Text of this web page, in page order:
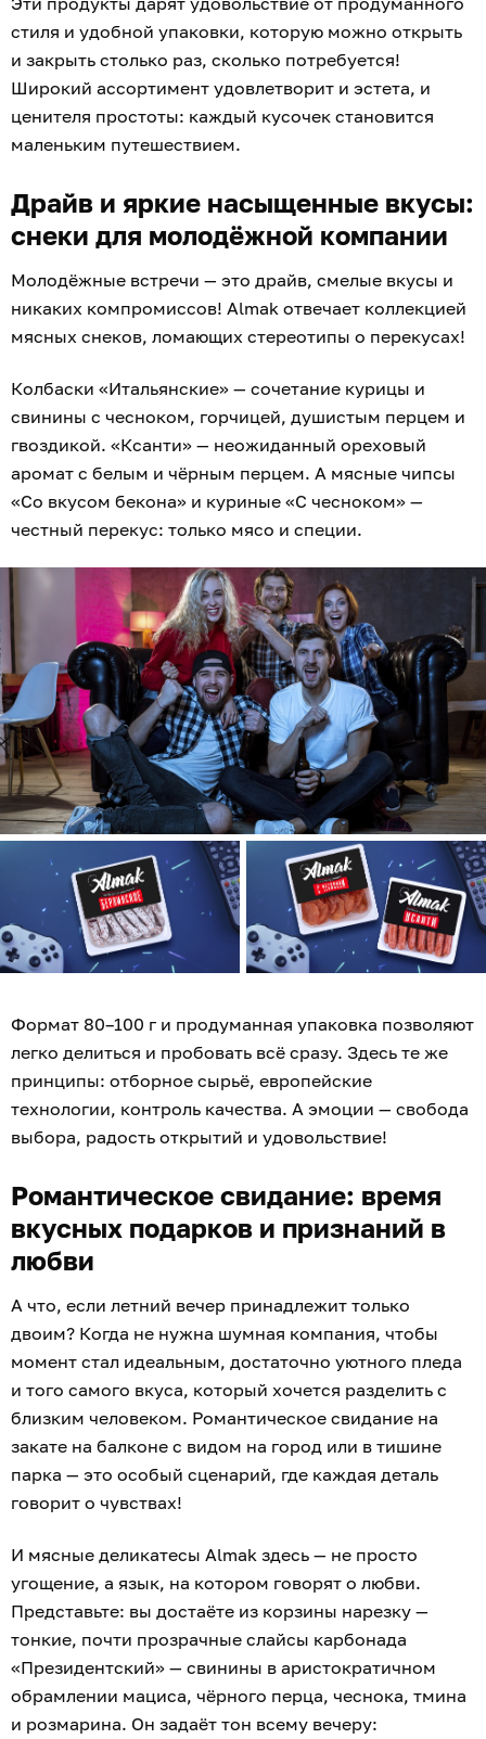
стиля и удобной упаковки, которую можно открыть
и закрыть столько раз, сколько потребуется!
Широкий ассортимент удовлетворит и эстета, и
ценителя простоты: каждый кусочек становится
маленьким путешествием.
Драйв и яркие насыщенные вкусы:
снеки для молодёжной компании
Молодёжные встречи — это драйв, смелые вкусы и
никаких компромиссов! Almak отвечает коллекцией
мясных снеков, ломающих стереотипы о перекусах!
Колбаски «Итальянские» — сочетание курицы и
свинины с чесноком, горчицей, душистым перцем и
гвоздикой. «Ксанти» — неожиданный ореховый
аромат с белым и чёрным перцем. А мясные чипсы
«Со вкусом бекона» и куриные «С чесноком» —
честный перекус: только мясо и специи.
Формат 80–100 г и продуманная упаковка позволяют
легко делиться и пробовать всё сразу. Здесь те же
принципы: отборное сырьё, европейские
технологии, контроль качества. А эмоции — свобода
выбора, радость открытий и удовольствие!
Романтическое свидание: время
вкусных подарков и признаний в
любви
А что, если летний вечер принадлежит только
двоим? Когда не нужна шумная компания, чтобы
момент стал идеальным, достаточно уютного пледа
и того самого вкуса, который хочется разделить с
близким человеком. Романтическое свидание на
закате на балконе с видом на город или в тишине
парка — это особый сценарий, где каждая деталь
говорит о чувствах!
И мясные деликатесы Almak здесь — не просто
угощение, а язык, на котором говорят о любви.
Представьте: вы достаёте из корзины нарезку —
тонкие, почти прозрачные слайсы карбонада
«Президентский» — свинины в аристократичном
обрамлении мациса, чёрного перца, чеснока, тмина
и розмарина. Он задаёт тон всему вечеру: